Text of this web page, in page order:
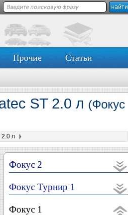
Прочие Статьи
ST 2.0 л (Фокус
2.0 л
Фокус 2
Фокус Турнир 1
Фокус 1